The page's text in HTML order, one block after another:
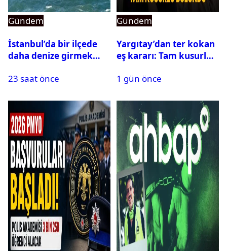
Gündem
İstanbul’da bir ilçede
daha denize girmek
23 saat önce
Gündem
Yargıtay’dan ter kokan
eş kararı: Tam kusurlu
1 gün önce